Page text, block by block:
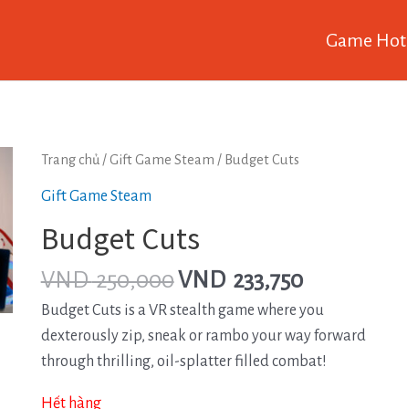
Game Hot
Trang chủ /Gift Game Steam / Budget Cuts
Gift Game Steam
Budget Cuts
VND250,000VND 233,750
Budget Cuts is a VR stealth game where you
dexterously zip, sneak or rambo your way forward
through thrilling, oil-splatter filled combat!
Hết hàng